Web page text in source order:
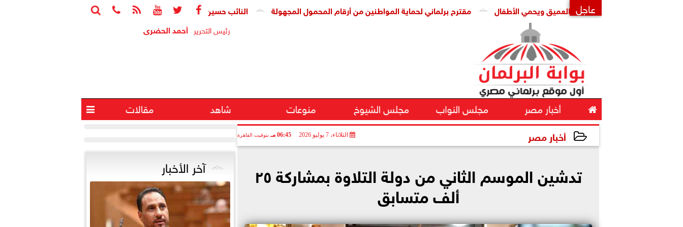





 عاجل النائب حسين هريدي يسأل الحكومة عن ملاحظات «المركزي للمحاسبات» بشأن مقترح برلماني لحماية المواطنين من أرقام المحمول المجهولة يواجه التزييف العميق ويحمي الأطفال
رئيس التحرير أحمد الحضرى
 أخبار مصر مجلس النواب مجلس الشيوخ منوعات شاهد مقالات 
أخبار مصر الثلاثاء، 7 يوليو 2026 06:45 مـ بتوقيت القاهرة
تدشين الموسم الثاني من دولة التلاوة بمشاركة ٢٥
ألف متسابق
آخر الأخبار